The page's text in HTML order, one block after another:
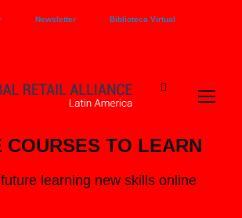
Newsletter Biblioteca Virtual
COURSES TO LEARN
learning new skills online